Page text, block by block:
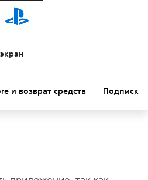
и возврат средств Подписки